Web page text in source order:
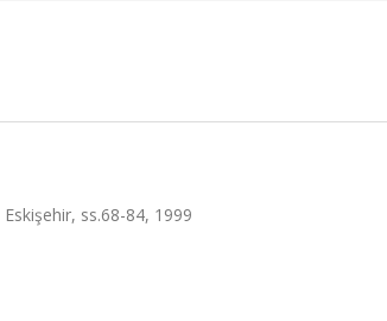
ss.68-84, 1999